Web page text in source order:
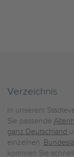
Verzeichnis
In unserem
Sie passende
ganz Deutschland
einzelnen
kommen Sie